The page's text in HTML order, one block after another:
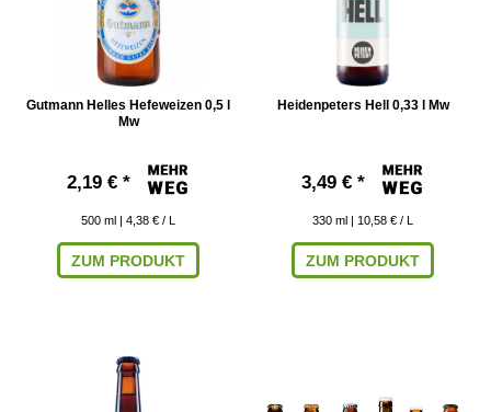
Gutmann Helles Hefeweizen 0,5 l
Mw
2,19 € *
500 ml | 4,38 € / L
ZUM PRODUKT
Heidenpeters Hell 0,33 l Mw
3,49 € *
330 ml | 10,58 € / L
ZUM PRODUKT